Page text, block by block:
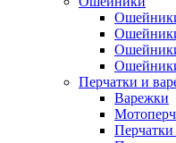
Перчатки и
Варежки
Перчатки